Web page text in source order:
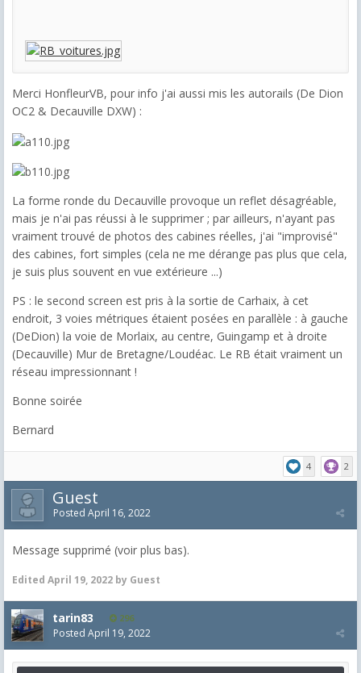
Merci HonfleurVB, pour info j'ai aussi mis les autorails (De Dion
OC2 & Decauville DXW) :
La forme ronde du Decauville provoque un reflet désagréable,
mais je n'ai pas réussi à le supprimer ; par ailleurs, n'ayant pas
vraiment trouvé de photos des cabines réelles, j'ai "improvisé"
des cabines, fort simples (cela ne me dérange pas plus que cela,
je suis plus souvent en vue extérieure ...)
PS : le second screen est pris à la sortie de Carhaix, à cet
endroit, 3 voies métriques étaient posées en parallèle : à gauche
(DeDion) la voie de Morlaix, au centre, Guingamp et à droite
(Decauville) Mur de Bretagne/Loudéac. Le RB était vraiment un
réseau impressionnant !
Bonne soirée
Bernard
4 2
Guest
Posted April 16, 2022
Message supprimé (voir plus bas).
Edited April 19, 2022 by Guest
tarin83 296
Posted April 19, 2022